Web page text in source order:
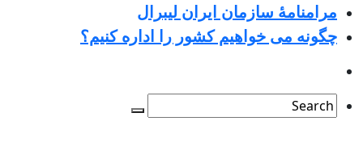
مرامنامۀ سازمان ایران لیبرال
چگونه می خواهیم کشور را اداره کنیم؟